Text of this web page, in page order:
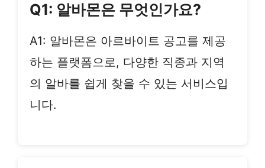
Q1: 알바몬은 무엇인가요?
A1: 알바몬은 아르바이트 공고를 제공
하는 플랫폼으로, 다양한 직종과 지역
의 알바를 쉽게 찾을 수 있는 서비스입
니다.